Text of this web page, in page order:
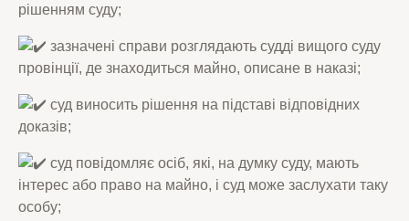
рішенням суду;
зазначені справи розглядають судді вищого суду
провінції, де знаходиться майно, описане в наказі;
суд виносить рішення на підставі відповідних
доказів;
суд повідомляє осіб, які, на думку суду, мають
інтерес або право на майно, і суд може заслухати таку
особу;